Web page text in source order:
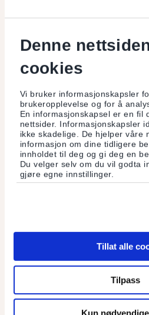
Denne
cookies
Vi bruker informasjonskapsler
brukeropplevelse og for å
En informasjonskapsel er en fil
nettsider. Informasjonskapsler
ikke skadelige. De hjelper våre
informasjon om dine tidligere
innholdet til deg og gi deg en
Du velger selv om du vil godta
gjøre egne innstillinger.
Tillat alle
Tilpass
Fast spalte
Simon Zadek
Buddhistisk filosofi gir betydelig
forhold, hevder Simon Zadek.